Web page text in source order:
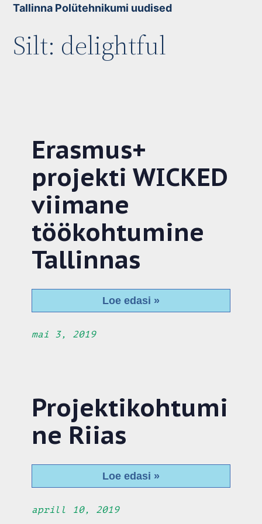
Skip
content
Tallinna Polütehnikumi uudised
Silt: delightful
Erasmus+
projekti WICKED
viimane
töökohtumine
Tallinnas
Loe edasi »
mai 3, 2019
Projektikohtumi
ne Riias
Loe edasi »
aprill 10, 2019